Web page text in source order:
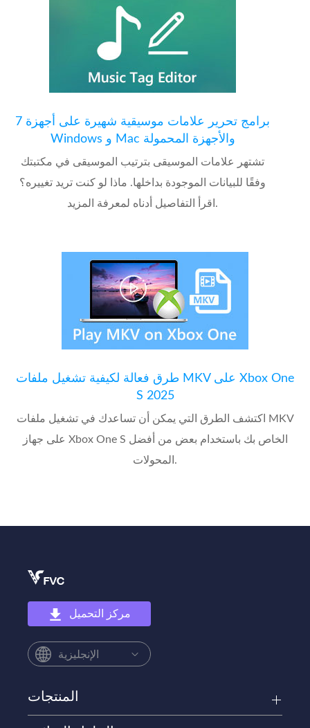
7 برامج تحرير علامات موسيقية شهيرة على أجهزة
Windows و Mac والأجهزة المحمولة
تشتهر علامات الموسيقى بترتيب الموسيقى في مكتبتك
وفقًا للبيانات الموجودة بداخلها. ماذا لو كنت تريد تغييره؟
اقرأ التفاصيل أدناه لمعرفة المزيد.
طرق فعالة لكيفية تشغيل ملفات MKV على Xbox One
S 2025
اكتشف الطرق التي يمكن أن تساعدك في تشغيل ملفات MKV
على جهاز Xbox One S الخاص بك باستخدام بعض من أفضل
المحولات.
مركز التحميل
الإنجليزية
المنتجات